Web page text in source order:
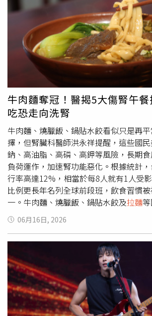
部分料理名稱對台灣民眾而言可能相當
台灣找到對應的常見菜色，而鋪有荷包
以及被老K稱為「根本是平行時空的『台
菜色，更是讓許多台灣網友摸不著頭腦。
「台灣料理」文化最早起源自當地知名店
拉麵。（圖／翻攝自X）粉專解析由
」文化有關對於這類命名方式的形
出，愛知縣尤其是名古屋一帶，長年存
料理」文化。他表示，最早由當地知名
台灣拉麵，以加入大量絞肉、辣椒與大蒜
受到歡迎。隨著台灣拉麵打開知名度，當
似風味運用到其他料理上的情況，任何加
人眼中的台灣肉燥）」的菜色，當地店
菜單上為之冠名「台灣」二字，逐漸演
料理」文化。台灣網友對「名古屋版台灣
一事討論熱烈。（圖／翻攝自X）網友
笑喊台灣咖哩不能沒有螢光色相關內容
分享對日本「台灣料理」的看法，留言
了肉燥、油麵、豆芽菜還有雞湯湯頭，
台灣元素的一碗麵了。只不過那個辣味
變成了名古屋台灣系列食品的特徵」、「
店的中國老闆，特別會利用台灣這個賣點
灣算蠻喜歡的」。另有網友說明，各國本
名稱命名的在地化料理，「各國都喜歡發
東西，再做命名」。還有人幽默留言「台
我可是不承認的喔」、「沒有台灣黑金菜
牛肉麵奪冠！醫揭5大傷腎午
吃恐走向洗腎
牛肉麵、燒臘飯、鍋貼水餃看似只是再
擇，但腎臟科醫師洪永祥提醒，這些國
鈉、高油脂、高磷、高鉀等風險，長期
負荷運作，加速腎功能惡化。根據統計
行率高達12%，相當於每8人就有1人受
比例更長年名列全球前段班，飲食習慣
一。牛肉麵、燒臘飯、鍋貼水餃及拉麵
入傷腎危險名單。洪永祥分享一起門診
計程車司機本身患有高血壓，平時最愛
午餐，每週至少吃上3至5次。即使後來
腫、泡泡尿等腎功能異常警訊，仍未積極
常喝完整碗牛肉麵湯後，突然出現急性呼
診，檢查發現不僅血壓飆高、肺部積水，
水腫與急性腎損傷。醫師直言，問題並非
多年高鹽、高油飲食持續累積，最終讓腎
麵、燒臘飯、鍋貼水餃及 拉麵等國民美食
06月16日, 2026